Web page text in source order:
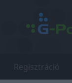
Regisztráció